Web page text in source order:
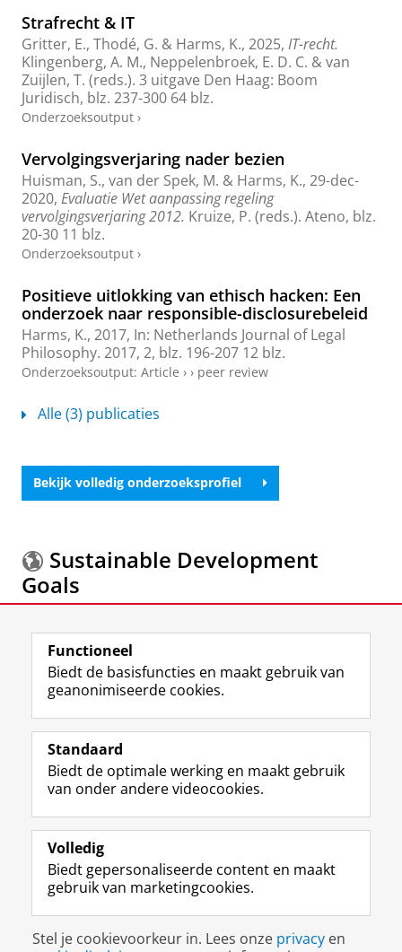
l
Strafrecht & IT
Gritter, E., Thodé, G. & Harms, K., 2025, IT-recht.
Klingenberg, A. M., Neppelenbroek, E. D. C. & van
Zuijlen, T. (reds.). 3 uitgave Den Haag: Boom
Juridisch, blz. 237-300 64 blz.
Onderzoeksoutput ›
Vervolgingsverjaring nader bezien
Huisman, S., van der Spek, M. & Harms, K., 29-dec-
2020, Evaluatie Wet aanpassing regeling
vervolgingsverjaring 2012. Kruize, P. (reds.). Ateno, blz.
20-30 11 blz.
Onderzoeksoutput ›
Positieve uitlokking van ethisch hacken: Een
onderzoek naar responsible-disclosurebeleid
Harms, K., 2017, In: Netherlands Journal of Legal
Philosophy. 2017, 2, blz. 196-207 12 blz.
Onderzoeksoutput: Article › › peer review
Alle (3) publicaties
Bekijk volledig onderzoeksprofiel
Sustainable Development
Goals
Meer informatie over deSustainable Development
Goals.
Volg de RUG
F
a
e
b
o
p
a
i
n
L
i
k
e
I
-
p
g
i
R
S
-
f
e
R
k
s
I
n
t
r
m
c
c
Y
o
T
e
k
a
a
Studiekiezers
Alumni
Over ons
Disclaimer & Copyright
Functioneel
Biedt de basisfuncties en maakt gebruik van
geanonimiseerde cookies.
Standaard
Biedt de optimale werking en maakt gebruik
van onder andere videocookies.
Volledig
Biedt gepersonaliseerde content en maakt
gebruik van marketingcookies.
Stel je cookievoorkeur in. Lees onze privacy en